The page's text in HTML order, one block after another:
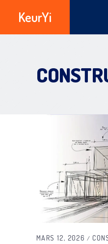
KeurYi
MARS 12, 2026